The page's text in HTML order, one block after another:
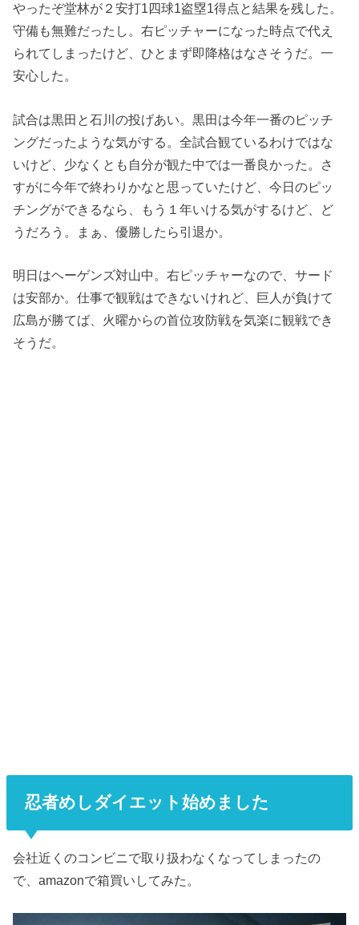
やったぞ堂林が２安打1四球1盗塁1得点と結果を残した。
守備も無難だったし。右ピッチャーになった時点で代え
られてしまったけど、ひとまず即降格はなさそうだ。一
安心した。
試合は黒田と石川の投げあい。黒田は今年一番のピッチ
ングだったような気がする。全試合観ているわけではな
いけど、少なくとも自分が観た中では一番良かった。さ
すがに今年で終わりかなと思っていたけど、今日のピッ
チングができるなら、もう１年いける気がするけど、ど
うだろう。まぁ、優勝したら引退か。
明日はヘーゲンズ対山中。右ピッチャーなので、サード
は安部か。仕事で観戦はできないけれど、巨人が負けて
広島が勝てば、火曜からの首位攻防戦を気楽に観戦でき
そうだ。
忍者めしダイエット始めました
会社近くのコンビニで取り扱わなくなってしまったの
で、amazonで箱買いしてみた。